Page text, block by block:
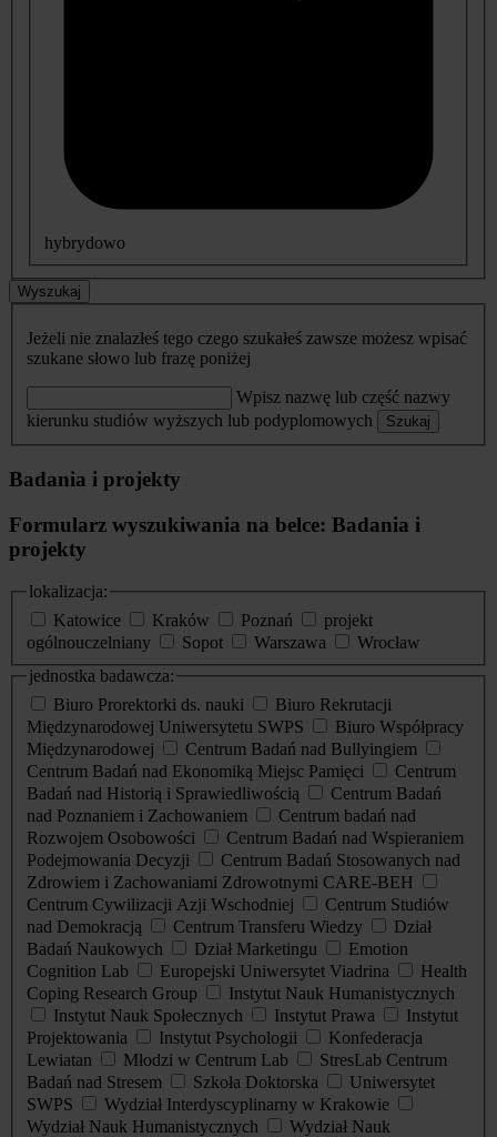
hybrydowo
Wyszukaj
Jeżeli nie znalazłeś tego czego szukałeś zawsze możesz wpisać
szukane słowo lub frazę poniżej
Wpisz nazwę lub część nazwy
kierunku studiów wyższych lub podyplomowych
Szukaj
Badania i projekty
Formularz wyszukiwania na belce: Badania i
projekty
lokalizacja:
Katowice
Kraków Poznań
projekt
ogólnouczelniany
Sopot Warszawa
Wrocław
jednostka badawcza:
Biuro Prorektorki ds. nauki
Biuro Rekrutacji
Międzynarodowej Uniwersytetu SWPS
Biuro Współpracy
Międzynarodowej
Centrum Badań nad Bullyingiem
Centrum Badań nad Ekonomiką Miejsc Pamięci
Centrum
Badań nad Historią i Sprawiedliwością
Centrum Badań
nad Poznaniem i Zachowaniem
Centrum badań nad
Rozwojem Osobowości
Centrum Badań nad Wspieraniem
Podejmowania Decyzji
Centrum Badań Stosowanych nad
Zdrowiem i Zachowaniami Zdrowotnymi CARE-BEH
Centrum Cywilizacji Azji Wschodniej
Centrum Studiów
nad Demokracją
Centrum Transferu Wiedzy
Dział
Badań Naukowych
Dział Marketingu
Emotion
Cognition Lab
Europejski Uniwersytet Viadrina
Health
Coping Research Group
Instytut Nauk Humanistycznych
Instytut Nauk Społecznych
Instytut Prawa
Instytut
Projektowania
Instytut Psychologii
Konfederacja
Lewiatan
Młodzi w Centrum Lab
StresLab Centrum
Badań nad Stresem
Szkoła Doktorska
Uniwersytet
SWPS
Wydział Interdyscyplinarny w Krakowie
Wydział Nauk Humanistycznych
Wydział Nauk